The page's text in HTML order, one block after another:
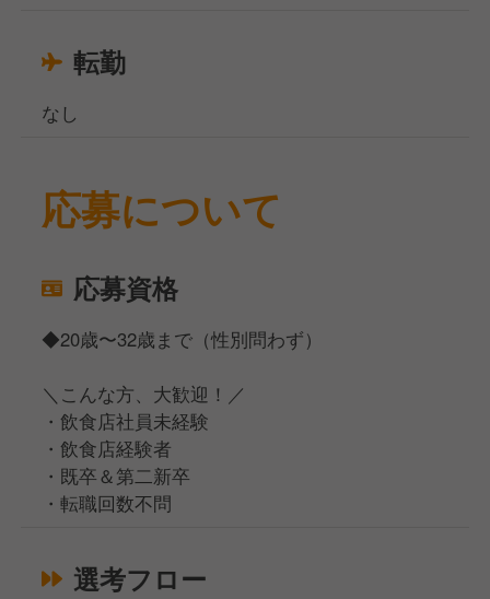
転勤
なし
応募について
応募資格
◆20歳〜32歳まで（性別問わず）
＼こんな方、大歓迎！／
・飲食店社員未経験
・飲食店経験者
・既卒＆第二新卒
・転職回数不問
選考フロー